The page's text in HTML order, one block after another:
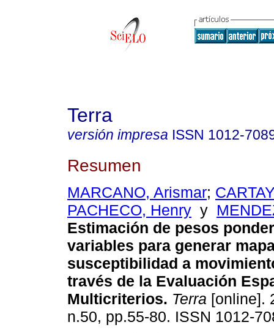
Terra
versión impresa ISSN 1012-
Resumen
MARCANO, Arismar;
PACHECO, Henry y
Estimación de pesos
variables para generar
susceptibilidad a
través de la Evaluación
Multicriterios. Terra [online].
n.50, pp.55-80. ISSN 1012-